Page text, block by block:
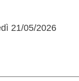
21/05/2026